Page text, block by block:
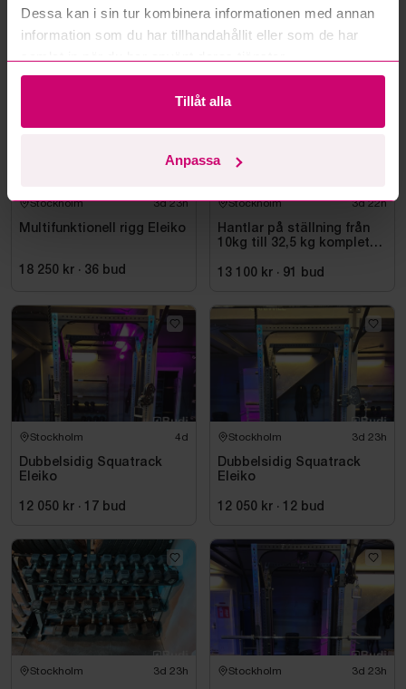
Dessa kan i sin tur kombinera informationen med annan
information som du har tillhandahållit eller som de har
Tillåt alla
Anpassa
Mer från samma kategori
Stockholm 3d 23h
Multifunktionell rigg Eleiko
18 250 kr · 36 bud
Stockholm 3d 22h
Hantlar på ställning från
10kg till 32,5 kg komplett
13 100 kr · 91 bud
Stockholm 4d
Dubbelsidig Squatrack
Eleiko
12 050 kr · 17 bud
Stockholm 3d 23h
Dubbelsidig Squatrack
Eleiko
12 050 kr · 12 bud
Stockholm 3d 23h Stockholm 3d 23h